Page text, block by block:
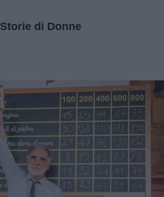
Storie di Donne